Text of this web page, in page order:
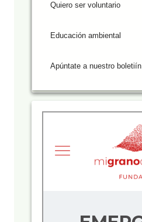
Quiero ser voluntario
Educación ambiental
Apúntate a nuestro boletiín